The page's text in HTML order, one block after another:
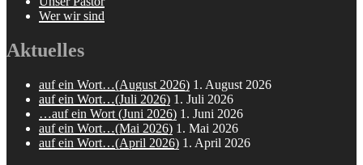
Wer wir sind
Aktuelles
auf ein Wort…(August 2026) 1. August 2026
auf ein Wort…(Juli 2026) 1. Juli 2026
…auf ein Wort (Juni 2026) 1. Juni 2026
auf ein Wort…(Mai 2026) 1. Mai 2026
auf ein Wort…(April 2026) 1. April 2026